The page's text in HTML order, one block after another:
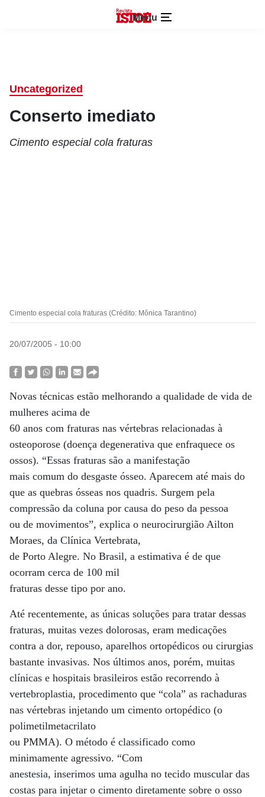
Menu
Uncategorized
Conserto imediato
Cimento especial cola fraturas
Cimento especial cola fraturas (Crédito: Mônica Tarantino)
20/07/2005 - 10:00
Novas técnicas estão melhorando a qualidade de vida de
mulheres acima de
60 anos com fraturas nas vértebras relacionadas à
osteoporose (doença degenerativa que enfraquece os
ossos). “Essas fraturas são a manifestação
mais comum do desgaste ósseo. Aparecem até mais do
que as quebras ósseas nos quadris. Surgem pela
compressão da coluna por causa do peso da pessoa
ou de movimentos”, explica o neurocirurgião Ailton
Moraes, da Clínica Vertebrata,
de Porto Alegre. No Brasil, a estimativa é de que
ocorram cerca de 100 mil
fraturas desse tipo por ano.
Até recentemente, as únicas soluções para tratar dessas
fraturas, muitas vezes dolorosas, eram medicações
contra a dor, repouso, aparelhos ortopédicos ou cirurgias
bastante invasivas. Nos últimos anos, porém, muitas
clínicas e hospitais brasileiros estão recorrendo à
vertebroplastia, procedimento que “cola” as rachaduras
nas vértebras injetando um cimento ortopédico (o
polimetilmetacrilato
ou PMMA). O método é classificado como
minimamente agressivo. “Com
anestesia, inserimos uma agulha no tecido muscular das
costas para injetar o cimento diretamente sobre o osso